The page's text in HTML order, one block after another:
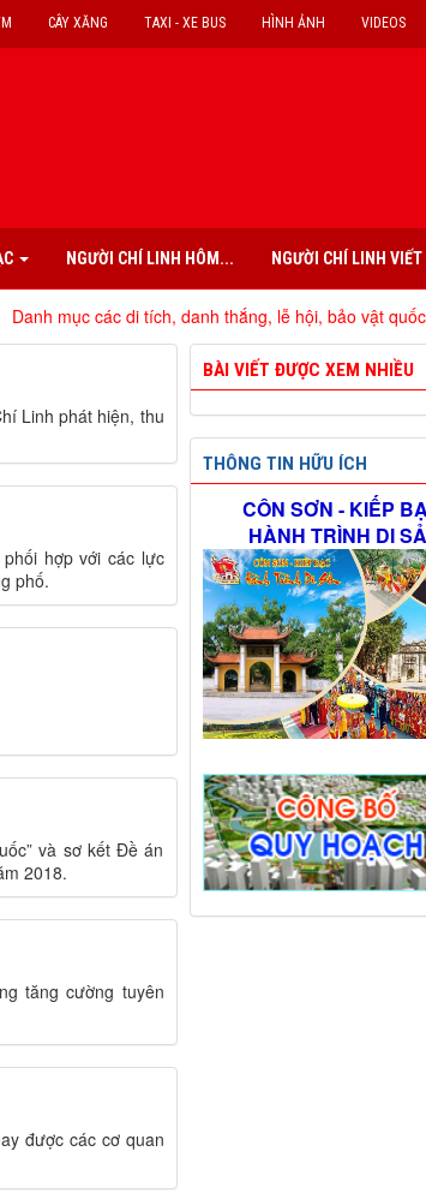
VIDEOS
HÌNH ẢNH
TAXI - XE BUS
CÂY XĂNG
NGƯỜI CHÍ LINH HÔM... NGƯỜI CHÍ LINH VIẾT
các di tích, danh thắng, lễ hội, bảo vật quốc gia
Linh phát hiện, thu
hợp với các lực
phố.
và sơ kết Đề án
2018.
tăng cường tuyên
được các cơ quan
BÀI VIẾT ĐƯỢC XEM NHIỀU
THÔNG TIN HỮU ÍCH
CÔN SƠN - KIẾP
HÀNH TRÌNH DI